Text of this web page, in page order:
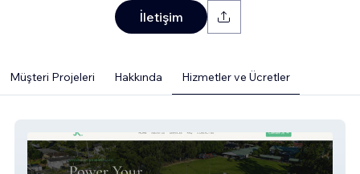
İletişim
Müşteri Projeleri Hakkında Hizmetler ve Ücretler